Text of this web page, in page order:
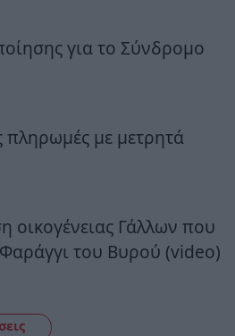
για το Σύνδρομο
πληρωμές με μετρητά
οικογένειας Γάλλων που
του Βυρού (video)